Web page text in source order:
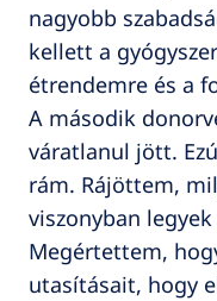
nagyobb
kellett a
étrendemre és a
A második
váratlanul jött.
rám. Rájöttem,
viszonyban
Megértettem,
utasításait, hogy